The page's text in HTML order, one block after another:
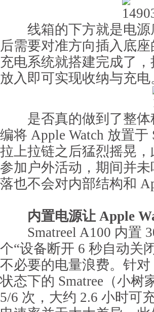
线箱的下方就是电源
后需要对准方向插入底
充电系统就搭建完成了
放入即可实现收纳与充电
是否真的做到了整体
编将 Apple Watch 放置
拉上拉链之后猛烈摇晃
参加户外活动，期间并
落也不会对内部结构和
内置电源让 Apple
Smatreel A100 内置
个“设备断开 6 秒自动关
不必要的电量浪费。针对
状态下的 Smatree（小树
5/6 次，大约 2.6 小时可